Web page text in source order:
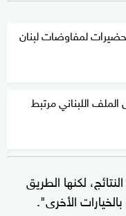
لمفاوضات لبنان
اللبناني مرتبط
لكنها الطريق
الأخرى".